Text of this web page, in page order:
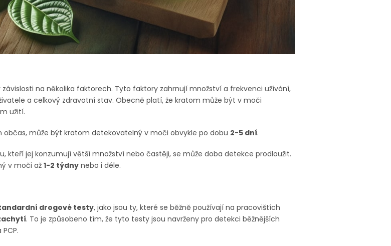
na několika faktorech. Tyto faktory zahrnují množství a frekvenci užívání,
a celkový zdravotní stav. Obecně platí, že kratom může být v moči
užití.
občas, může být kratom detekovatelný v moči obvykle po dobu 2-5 dní.
kteří jej konzumují větší množství nebo častěji, se může doba detekce prodloužit.
v moči až1-2 týdny nebo i déle.
drogové testy, jako jsou ty, které se běžně používají na pracovištích
. To je způsobeno tím, že tyto testy jsou navrženy pro detekci běžnějších